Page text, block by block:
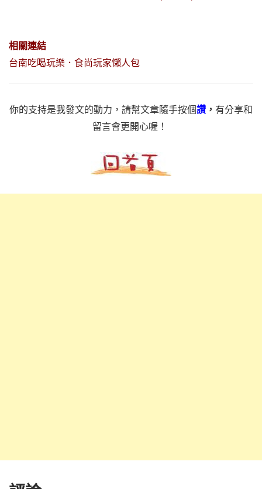
相關連結
台南吃喝玩樂．食尚玩家懶人包
你的支持是我發文的動力，請幫文章隨手按個讚 ， 有分享和
留言會更開心喔！